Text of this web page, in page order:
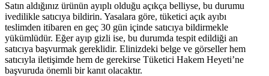
Satın aldığınız ürünün ayıplı olduğu açıkça belliyse, bu durumu
ivedilikle satıcıya bildirin. Yasalara göre, tüketici açık ayıbı
teslimden itibaren en geç 30 gün içinde satıcıya bildirmekle
yükümlüdür. Eğer ayıp gizli ise, bu durumda tespit edildiği an
satıcıya başvurmak gereklidir. Elinizdeki belge ve görseller hem
satıcıyla iletişimde hem de gerekirse Tüketici Hakem Heyeti’ne
başvuruda önemli bir kanıt olacaktır.